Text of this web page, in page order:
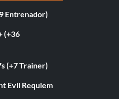
Entrenador)
(+36
(+7 Trainer)
Evil Requiem